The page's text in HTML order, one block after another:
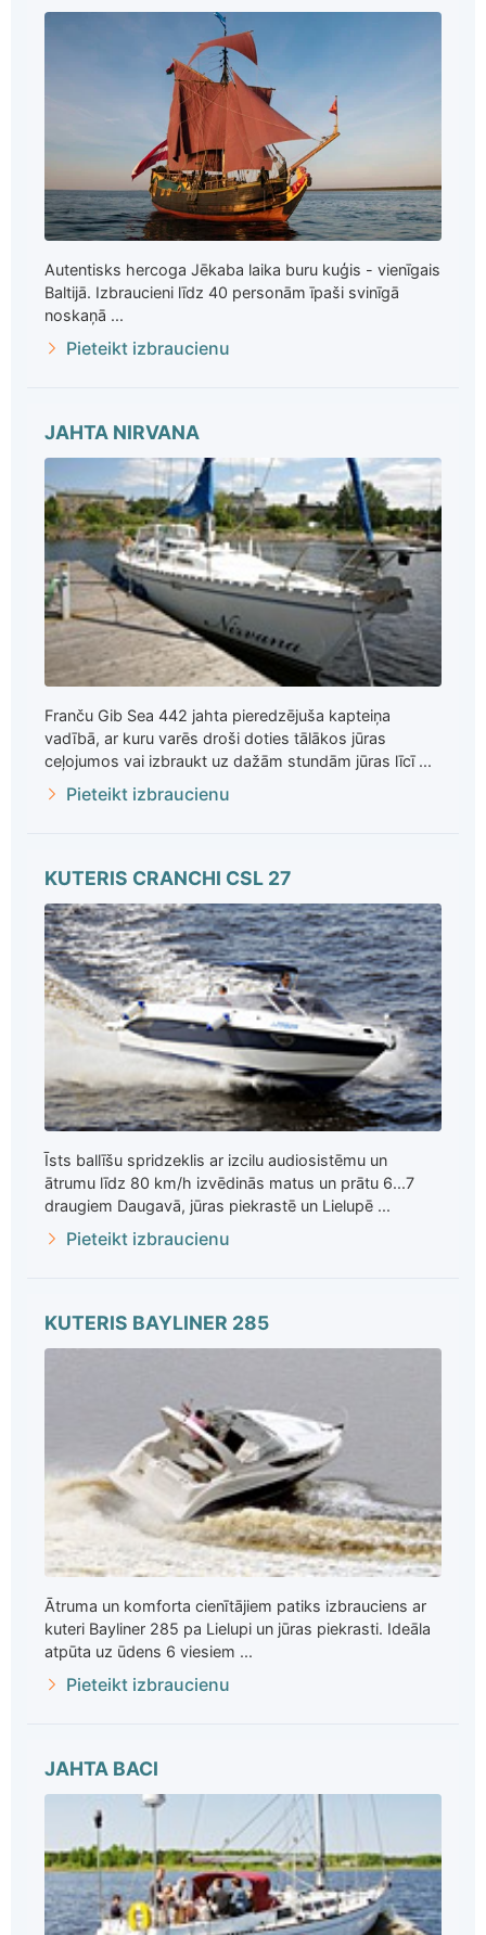
Autentisks hercoga Jēkaba laika buru kuģis - vienīgais
Baltijā. Izbraucieni līdz 40 personām īpaši svinīgā
noskaņā ...
Pieteikt izbraucienu
JAHTA NIRVANA
Franču Gib Sea 442 jahta pieredzējuša kapteiņa
vadībā, ar kuru varēs droši doties tālākos jūras
ceļojumos vai izbraukt uz dažām stundām jūras līcī ...
Pieteikt izbraucienu
KUTERIS CRANCHI CSL 27
Īsts ballīšu spridzeklis ar izcilu audiosistēmu un
ātrumu līdz 80 km/h izvēdinās matus un prātu 6...7
draugiem Daugavā, jūras piekrastē un Lielupē ...
Pieteikt izbraucienu
KUTERIS BAYLINER 285
Ātruma un komforta cienītājiem patiks izbrauciens ar
kuteri Bayliner 285 pa Lielupi un jūras piekrasti. Ideāla
atpūta uz ūdens 6 viesiem ...
Pieteikt izbraucienu
JAHTA BACI